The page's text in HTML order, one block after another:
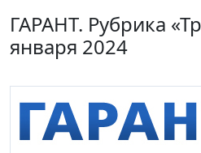
ГАРАНТ. Рубрика
января 2024